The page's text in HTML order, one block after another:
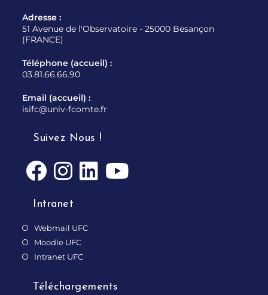
Adresse :
51 Avenue de l'Observatoire - 25000 Besançon
(FRANCE)
Téléphone (accueil) :
03.81.66.66.90
Email (accueil) :
isifc@univ-fcomte.fr
Suivez Nous !
Intranet
Webmail UFC
Moodle UFC
Intranet UFC
Téléchargements